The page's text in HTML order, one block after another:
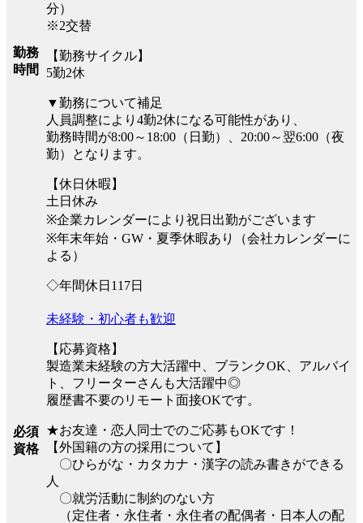
勤務
時間
分）
※2交替
【勤務サイクル】
5勤2休
▼勤務について補足
人員調整により4勤2休になる可能性があり、
勤務時間が8:00～18:00（日勤）、20:00～翌6:00（夜
勤）となります。
【休日休暇】
土日休み
※企業カレンダーにより祝日出勤がございます
※年末年始・GW・夏季休暇あり（会社カレンダーに
よる）
◇年間休日117日
必須
資格
未経験・初心者も歓迎
【応募資格】
製造業未経験の方大活躍中、ブランクOK、アルバイ
ト、フリーターさんも大活躍中◎
履歴書不要のリモート面接OKです。
★お友達・恋人同士でのご応募もOKです！
【外国籍の方の採用について】
〇ひらがな・カタカナ・漢字の読み書きができる
人
〇就労活動に制約のない方
（定住者・永住者・永住者の配偶者・日本人の配